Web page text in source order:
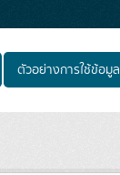
ตัวอย่างการใช้ข้อมูล